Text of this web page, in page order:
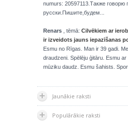
numurs: 20597113.Также говорю
русски.Пишите,будем...
Renars , tēmā: Cilvēkiem ar
ir izveidots jauns iepazīšanas
Esmu no Rīgas. Man ir 39 gadi.
draudzeni. Spēlēju ģitāru. Esmu
mūziku daudz. Esmu šahists.
Jaunākie raksti
Populārākie raksti